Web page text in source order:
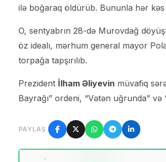
ilə boğaraq öldürüb. Bununla hər kəs
O, sentyabrın 28-də Murovdağ
öz idealı, mərhum general mayor
torpağa tapşırılıb.
Prezident İlham Əliyevin müvafiq
Bayrağı” ordeni, “Vətən uğrunda”
PAYLAŞ